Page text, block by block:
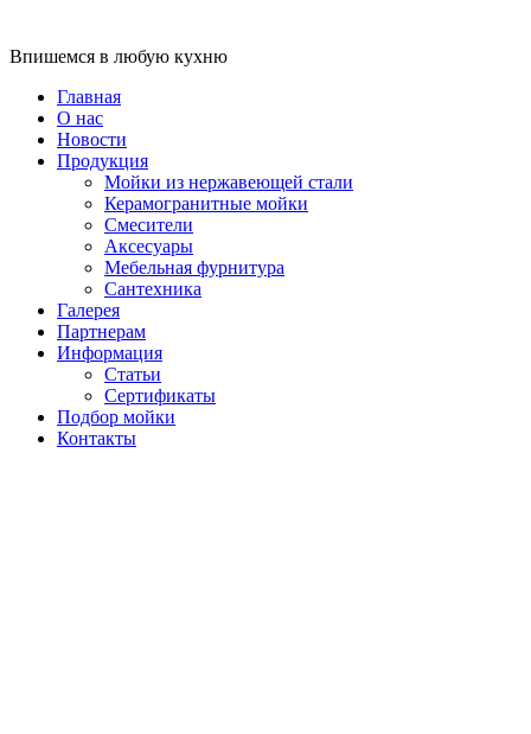
Впишемся в любую кухню
Главная
О нас
Новости
Продукция
Мойки из нержавеющей стали
Керамогранитные мойки
Смесители
Аксесуары
Мебельная фурнитура
Сантехника
Галерея
Партнерам
Информация
Статьи
Сертификаты
Подбор мойки
Контакты